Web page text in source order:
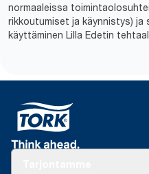
normaaleissa
rikkoutumiset ja käynnistys) ja
käyttäminen Lilla Edetin